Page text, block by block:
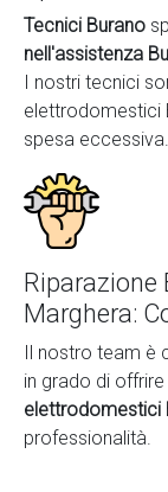
Tecnici Burano
nell'assistenza
I nostri tecnici
elettrodomestici
spesa eccessiva.
Riparazione
Marghera:
Il nostro team è
in grado di
elettrodomestici
professionalità.